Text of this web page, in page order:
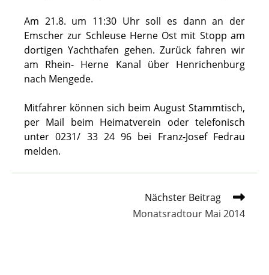
Am 21.8. um 11:30 Uhr soll es dann an der
Emscher zur Schleuse Herne Ost mit Stopp am
dortigen Yachthafen gehen. Zurück fahren wir
am Rhein- Herne Kanal über Henrichenburg
nach Mengede.
Mitfahrer können sich beim August Stammtisch,
per Mail beim Heimatverein oder telefonisch
unter 0231/ 33 24 96 bei Franz-Josef Fedrau
melden.
Nächster Beitrag
Monatsradtour Mai 2014